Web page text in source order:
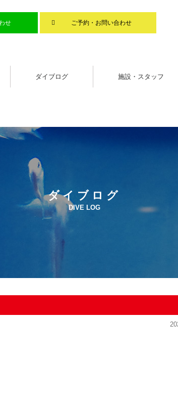
せ ご予約・お問い合わせ
ダイブログ 施設・スタッフ
ダイブログ
DIVE LOG